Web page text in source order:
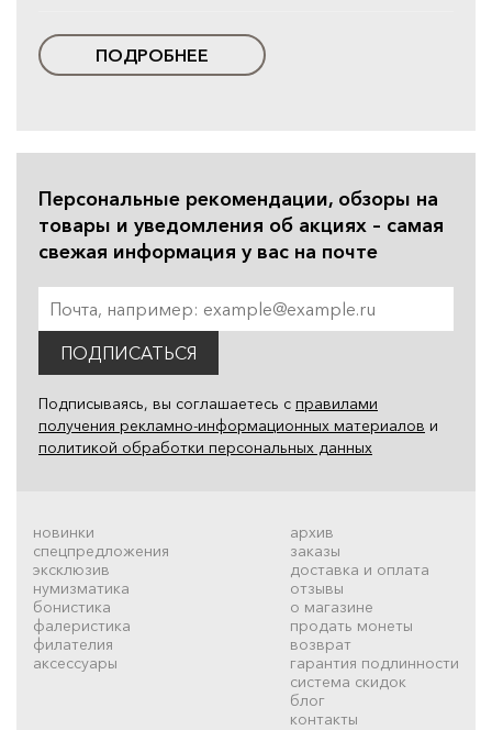
ПОДРОБНЕЕ
Персональные рекомендации, обзоры на
товары и уведомления об акциях – самая
свежая информация у вас на почте
ПОДПИСАТЬСЯ
Подписываясь, вы соглашаетесь с правилами
получения рекламно-информационных материалов и
политикой обработки персональных данных
новинки
спецпредложения
эксклюзив
нумизматика
бонистика
фалеристика
филателия
аксессуары
архив
заказы
доставка и оплата
отзывы
о магазине
продать монеты
возврат
гарантия подлинности
система скидок
блог
контакты